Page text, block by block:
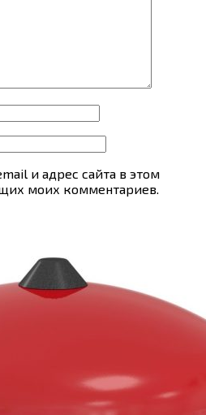
и адрес сайта в этом
моих комментариев.